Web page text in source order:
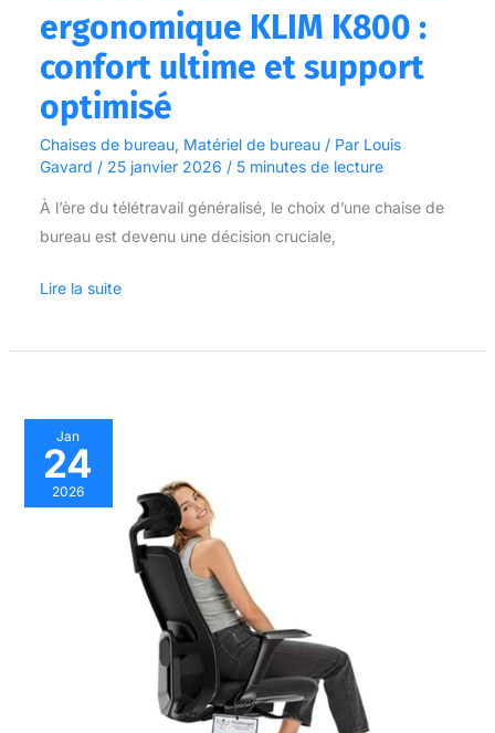
ergonomique KLIM K800 :
confort ultime et support
optimisé
Chaises de bureau, Matériel de bureau/ Par Louis
Gavard / 25 janvier 2026 / 5 minutes de lecture
À l’ère du télétravail généralisé, le choix d’une chaise de
bureau est devenu une décision cruciale,
Lire la suite
Jan
24
2026
Test
chaise